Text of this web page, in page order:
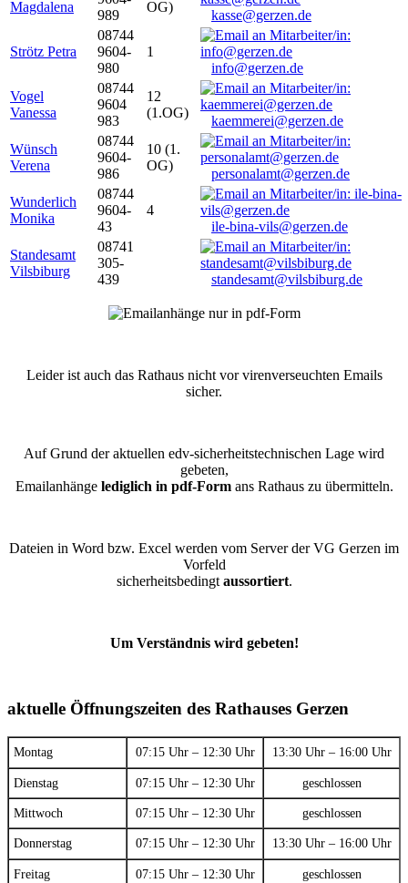
Magdalena
989
OG)
kasse@gerzen.de
Strötz Petra
08744
9604-
980
1
info@gerzen.de
Vogel
Vanessa
08744
9604
983
12
(1.OG)
kaemmerei@gerzen.de
Wünsch
Verena
08744
9604-
986
10 (1.
OG)
personalamt@gerzen.de
Wunderlich
Monika
08744
9604-
43
4
ile-bina-vils@gerzen.de
Standesamt
Vilsbiburg
08741
305-
439
standesamt@vilsbiburg.de
Leider ist auch das Rathaus nicht vor virenverseuchten Emails
sicher.
Auf Grund der aktuellen edv-sicherheitstechnischen Lage wird
gebeten,
Emailanhänge lediglich in pdf-Formans Rathaus zu übermitteln.
Dateien in Word bzw. Excel werden vom Server der VG Gerzen im
Vorfeld
sicherheitsbedingt aussortiert.
Um Verständnis wird gebeten!
aktuelle Öffnungszeiten des Rathauses Gerzen
Montag 07:15 Uhr – 12:30 Uhr 13:30 Uhr – 16:00 Uhr
Dienstag 07:15 Uhr – 12:30 Uhr geschlossen
Mittwoch 07:15 Uhr – 12:30 Uhr geschlossen
Donnerstag 07:15 Uhr – 12:30 Uhr 13:30 Uhr – 16:00 Uhr
Freitag 07:15 Uhr – 12:30 Uhr geschlossen